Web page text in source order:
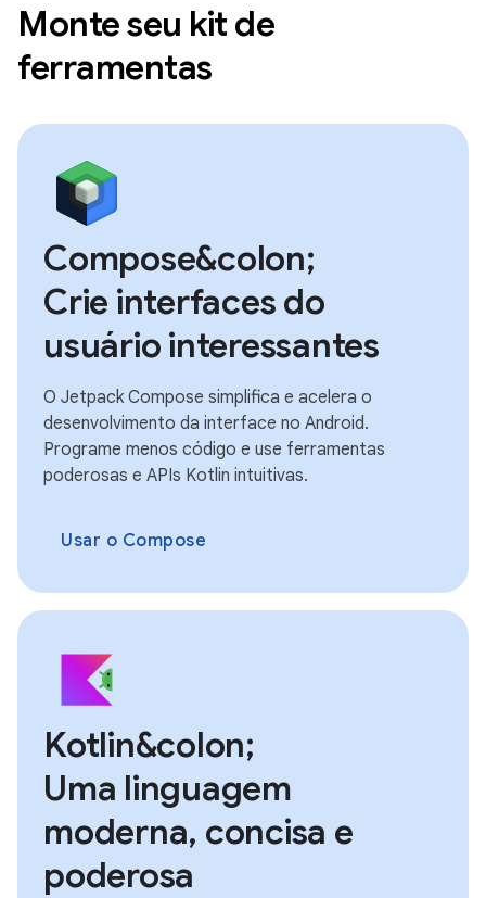
Monte seu kit de
ferramentas
Compose&colon;
Crie interfaces do
usuário interessantes
O Jetpack Compose simplifica e acelera o
desenvolvimento da interface no Android.
Programe menos código e use ferramentas
poderosas e APIs Kotlin intuitivas.
Usar o Compose
Kotlin&colon;
Uma linguagem
moderna, concisa e
poderosa